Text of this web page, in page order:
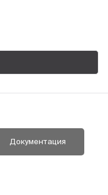
Документация